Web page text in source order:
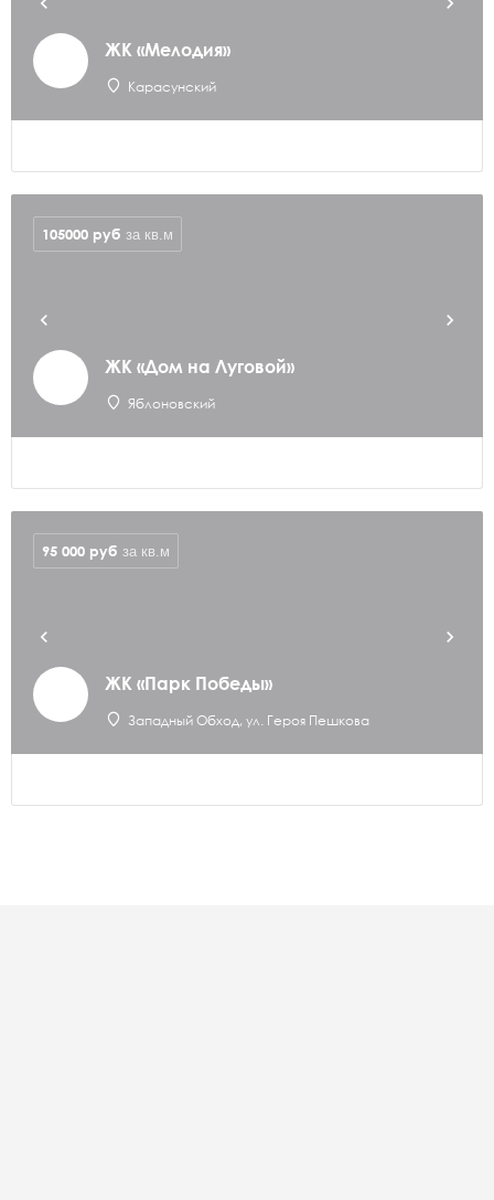
ЖК «Мелодия»
Карасунский
ЖК «Дом на Луговой»
Яблоновский
105000 руб за кв.м
ЖК «Парк Победы»
Западный Обход, ул. Героя Пешкова
95 000 руб за кв.м